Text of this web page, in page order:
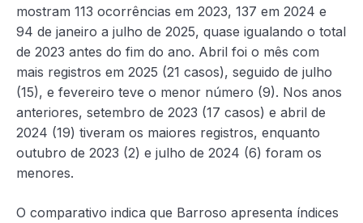
mostram 113 ocorrências em 2023, 137 em 2024 e
94 de janeiro a julho de 2025, quase igualando o total
de 2023 antes do fim do ano. Abril foi o mês com
mais registros em 2025 (21 casos), seguido de julho
(15), e fevereiro teve o menor número (9). Nos anos
anteriores, setembro de 2023 (17 casos) e abril de
2024 (19) tiveram os maiores registros, enquanto
outubro de 2023 (2) e julho de 2024 (6) foram os
menores.
O comparativo indica que Barroso apresenta índices